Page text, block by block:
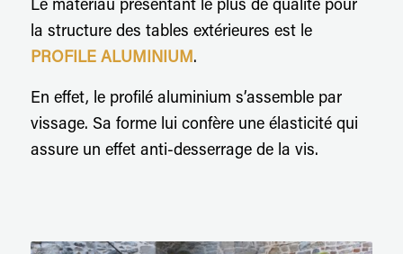
Le matériau présentant le plus de qualité pour
la structure des tables extérieures est le
PROFILE ALUMINIUM.
En effet, le profilé aluminium s’assemble par
vissage. Sa forme lui confère une élasticité qui
assure un effet anti-desserrage de la vis.